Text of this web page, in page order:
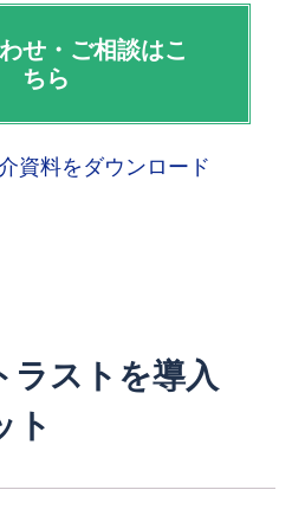
せ・ご相談はこ
ちら
資料をダウンロード
ラストを導入
ト